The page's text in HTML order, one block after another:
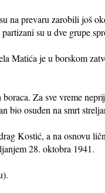
na prevaru zarobili još
su u dve grupe
Matića je u borskom
Za sve vreme
bio osuđen na smrt
Kostić, a na osnovu
28. oktobra 1941.